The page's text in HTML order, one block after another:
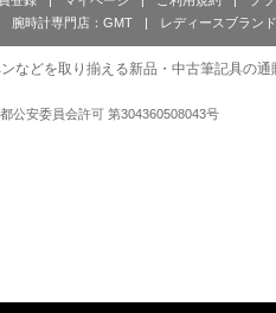
腕時計専門店：GMT | レディースブラン
などを取り揃える新品・中古筆記具の通
公安委員会許可 第304360508043号